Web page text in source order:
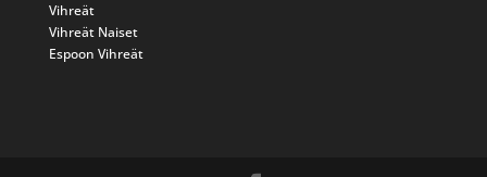
Vihreät
Vihreät Naiset
Espoon Vihreät